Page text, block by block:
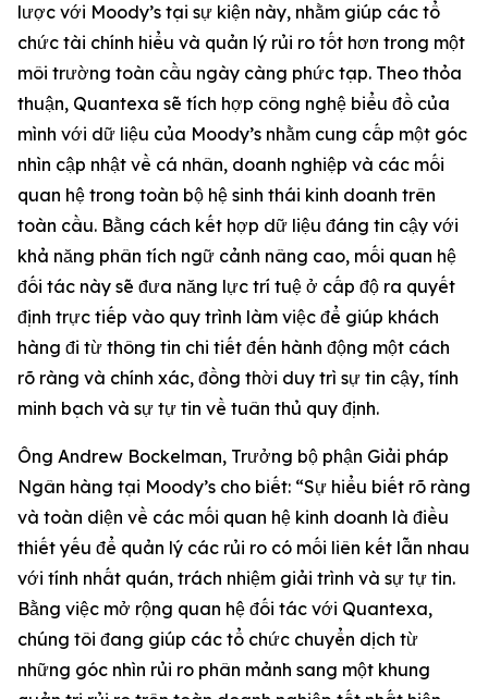
lược với Moody’s tại sự kiện này, nhằm giúp các tổ
chức tài chính hiểu và quản lý rủi ro tốt hơn trong một
môi trường toàn cầu ngày càng phức tạp. Theo thỏa
thuận, Quantexa sẽ tích hợp công nghệ biểu đồ của
mình với dữ liệu của Moody’s nhằm cung cấp một góc
nhìn cập nhật về cá nhân, doanh nghiệp và các mối
quan hệ trong toàn bộ hệ sinh thái kinh doanh trên
toàn cầu. Bằng cách kết hợp dữ liệu đáng tin cậy với
khả năng phân tích ngữ cảnh nâng cao, mối quan hệ
đối tác này sẽ đưa năng lực trí tuệ ở cấp độ ra quyết
định trực tiếp vào quy trình làm việc để giúp khách
hàng đi từ thông tin chi tiết đến hành động một cách
rõ ràng và chính xác, đồng thời duy trì sự tin cậy, tính
minh bạch và sự tự tin về tuân thủ quy định.
Ông Andrew Bockelman, Trưởng bộ phận Giải pháp
Ngân hàng tại Moody’s cho biết: “Sự hiểu biết rõ ràng
và toàn diện về các mối quan hệ kinh doanh là điều
thiết yếu để quản lý các rủi ro có mối liên kết lẫn nhau
với tính nhất quán, trách nhiệm giải trình và sự tự tin.
Bằng việc mở rộng quan hệ đối tác với Quantexa,
chúng tôi đang giúp các tổ chức chuyển dịch từ
những góc nhìn rủi ro phân mảnh sang một khung